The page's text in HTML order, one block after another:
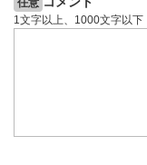
任意
1文字以上、1000文字以下